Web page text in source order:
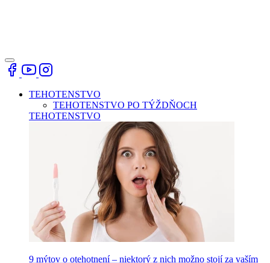
TEHOTENSTVO
TEHOTENSTVO PO TÝŽDŇOCH
TEHOTENSTVO
9 mýtov o otehotnení – niektorý z nich možno stojí za vaším